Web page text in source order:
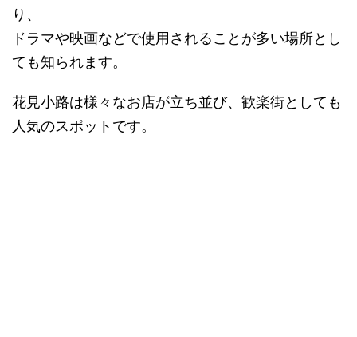
り、
ドラマや映画などで使用されることが多い場所とし
ても知られます。
花見小路は様々なお店が立ち並び、歓楽街としても
人気のスポットです。